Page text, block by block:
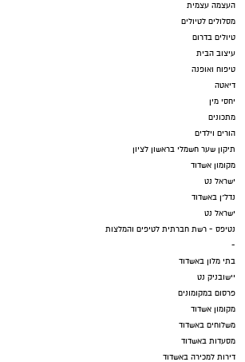
העצמה עצמית
מסלולים לטיולים
טיולים בדרום
עיצוב הבית
טיפוח ואופנה
דיאטה
יחסי מין
מתכונים
הורים וילדים
תיקון שער חשמלי בראשון לציון
מקומון אשדוד
ישראל נט
נדל"ן באשדוד
ישראל נט
נטיפס - רשת חברתית לטיפים והמלצות
-
בתי מלון באשדוד
יישובניק נט
פרסום במקומונים
מקומון אשדוד
משלוחים באשדוד
מסעדות באשדוד
דירות למכירה באשדוד